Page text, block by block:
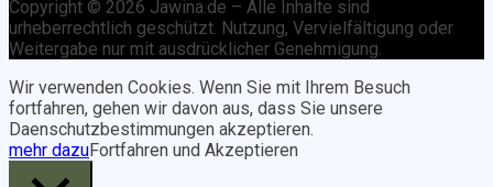
Copyright © 2026 Jawina.de – Alle Inhalte sind
urheberrechtlich geschützt. Nutzung, Vervielfältigung oder
Weitergabe nur mit ausdrücklicher Genehmigung.
Wir verwenden Cookies. Wenn Sie mit Ihrem Besuch
fortfahren, gehen wir davon aus, dass Sie unsere
Daenschutzbestimmungen akzeptieren.
mehr dazuFortfahren und Akzeptieren